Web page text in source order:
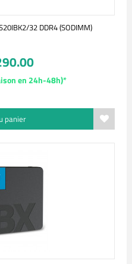
32 DDR4 (SODIMM)
en 24h-48h)*
panier